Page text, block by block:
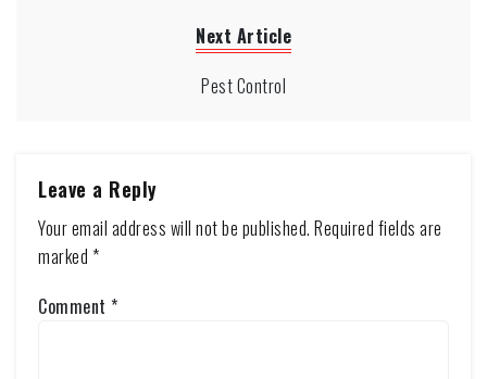
Next Article
Pest Control
Leave a Reply
Your email address will not be published. Required fields are
marked *
Comment *